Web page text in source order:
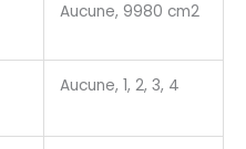
Aucune, 9980 cm2
Aucune, 1, 2, 3, 4